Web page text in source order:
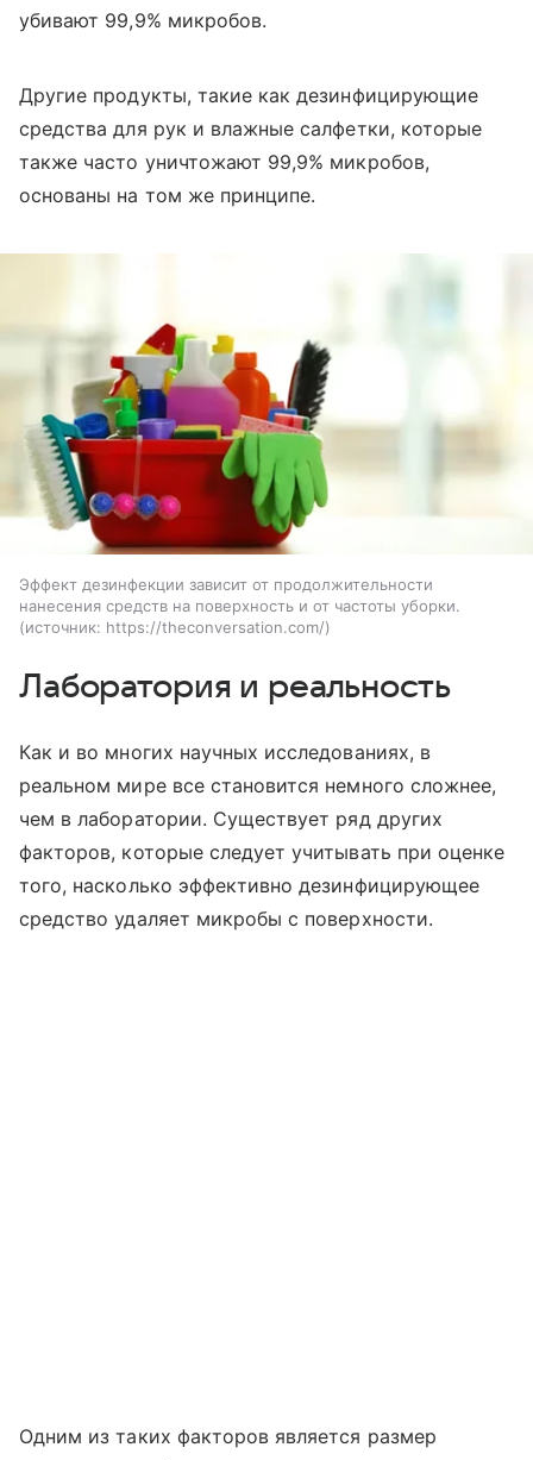
убивают 99,9% микробов.
Другие продукты, такие как дезинфицирующие
средства для рук и влажные салфетки, которые
также часто уничтожают 99,9% микробов,
основаны на том же принципе.
Эффект дезинфекции зависит от продолжительности
нанесения средств на поверхность и от частоты уборки.
источник: https://theconversation.com/
Лаборатория и реальность
Как и во многих научных исследованиях, в
реальном мире все становится немного сложнее,
чем в лаборатории. Существует ряд других
факторов, которые следует учитывать при оценке
того, насколько эффективно дезинфицирующее
средство удаляет микробы с поверхности.
Одним из таких факторов является размер